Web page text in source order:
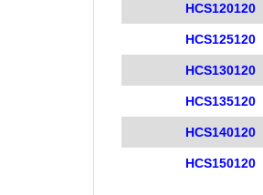
HCS120120
HCS125120
HCS130120
HCS135120
HCS140120
HCS150120